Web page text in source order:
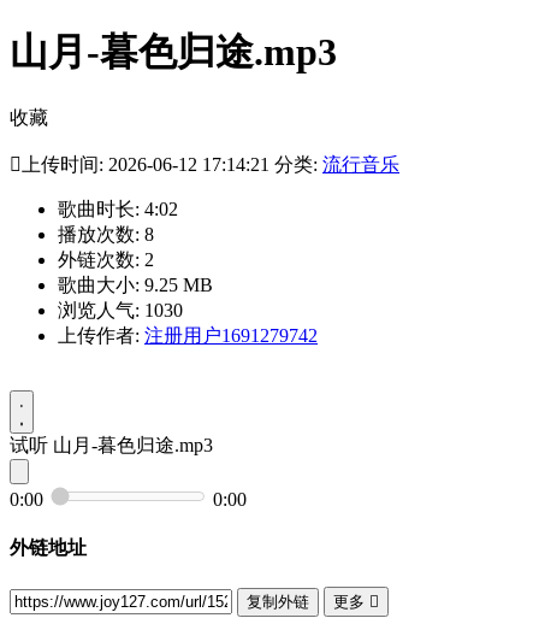
山月-暮色归途.mp3
收藏
 上传时间: 2026-06-12 17:14:21 分类: 流行音乐
歌曲时长: 4:02
播放次数: 8
外链次数: 2
歌曲大小: 9.25 MB
浏览人气: 1030
上传作者: 注册用户1691279742
试听 山月-暮色归途.mp3
0:00 0:00
外链地址
复制外链 更多 